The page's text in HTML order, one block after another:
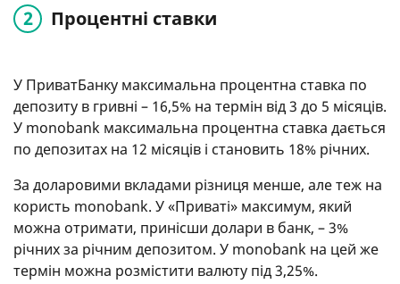
Процентні ставки
У ПриватБанку максимальна процентна ставка по
депозиту в гривні – 16,5% на термін від 3 до 5 місяців.
У monobank максимальна процентна ставка дається
по депозитах на 12 місяців і становить 18% річних.
За доларовими вкладами різниця менше, але теж на
користь monobank. У «Приваті» максимум, який
можна отримати, принісши долари в банк, – 3%
річних за річним депозитом. У monobank на цей же
термін можна розмістити валюту під 3,25%.